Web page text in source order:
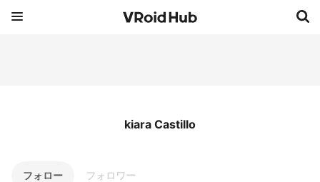
kiara Castillo
フォロー フォロワー